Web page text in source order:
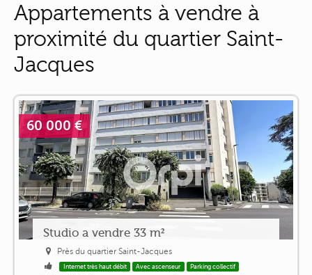
Appartements à vendre à
proximité du quartier Saint-
Jacques
60 000 €
Studio a vendre 33 m²
Près du quartier Saint-Jacques
Internet très haut débit Avec ascenseur Parking collectif